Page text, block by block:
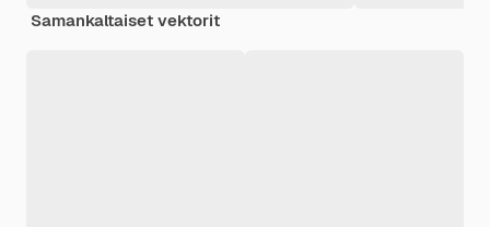
Samankaltaiset vektorit